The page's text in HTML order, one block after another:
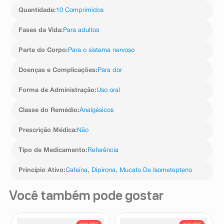
dificuldade de engolir, lesões inflamatórias (feridas) na
e anal. Imediata interrupção da medicação é a
Quantidade:10 Comprimidos
Fases da Vida: Para adultos
Parte do Corpo: Para o sistema nervoso
Doenças e Complicações: Para dor
Forma de Administração:Uso oral
Classe do Remédio:Analgésicos
Prescrição Médica: Não
Tipo de Medicamento: Referência
Princípio Ativo:Cafeína, Dipirona, Mucato De Isometepteno
Você também pode gostar